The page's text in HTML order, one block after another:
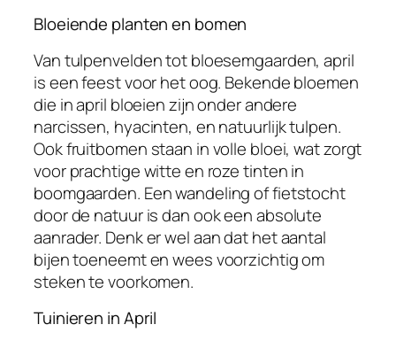
Bloeiende planten en bomen
Van tulpenvelden tot bloesemgaarden, april
is een feest voor het oog. Bekende bloemen
die in april bloeien zijn onder andere
narcissen, hyacinten, en natuurlijk tulpen.
Ook fruitbomen staan in volle bloei, wat zorgt
voor prachtige witte en roze tinten in
boomgaarden. Een wandeling of fietstocht
door de natuur is dan ook een absolute
aanrader. Denk er wel aan dat het aantal
bijen toeneemt en wees voorzichtig om
steken te voorkomen.
Tuinieren in April